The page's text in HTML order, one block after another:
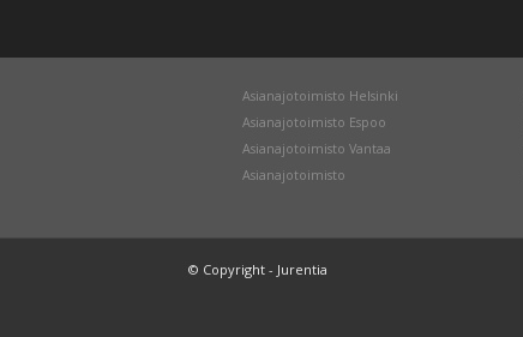
Asianajotoimisto Helsinki
Asianajotoimisto Espoo
Asianajotoimisto Vantaa
Asianajotoimisto
© Copyright - Jurentia